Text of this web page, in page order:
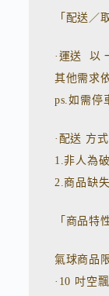
「配送／
·運送 以
其他需求
ps.如需停
·配送 方
1.非人為
2.商品缺
「商品特
氣球商品
·10 吋空